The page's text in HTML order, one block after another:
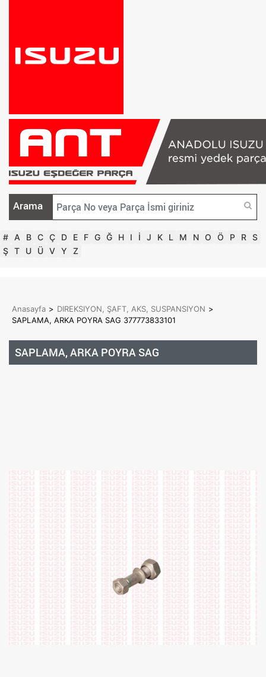
Arama
# A B C Ç D E F G Ğ H I İ J K L M N O Ö P R S
Ş T U Ü V Y Z
Anasayfa > DIREKSIYON, ŞAFT, AKS, SUSPANSIYON >
SAPLAMA, ARKA POYRA SAG 377773833101
SAPLAMA, ARKA POYRA SAG